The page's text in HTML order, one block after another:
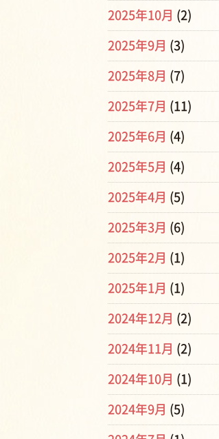
2025年10月 (2)
2025年9月 (3)
2025年8月 (7)
2025年7月 (11)
2025年6月 (4)
2025年5月 (4)
2025年4月 (5)
2025年3月 (6)
2025年2月 (1)
2025年1月 (1)
2024年12月 (2)
2024年11月 (2)
2024年10月 (1)
2024年9月 (5)